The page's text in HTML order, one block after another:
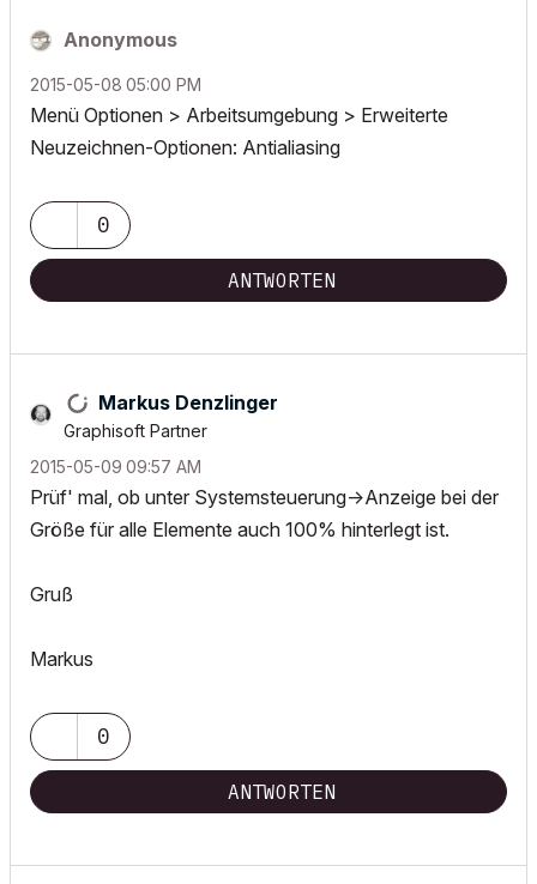
Anonymous
‎2015-05-08 05:00 PM
Menü Optionen > Arbeitsumgebung > Erweiterte
Neuzeichnen-Optionen: Antialiasing
0
ANTWORTEN
Markus Denzlinger
Graphisoft Partner
‎2015-05-09 09:57 AM
Prüf' mal, ob unter Systemsteuerung->Anzeige bei der
Größe für alle Elemente auch 100% hinterlegt ist.
Gruß
Markus
0
ANTWORTEN